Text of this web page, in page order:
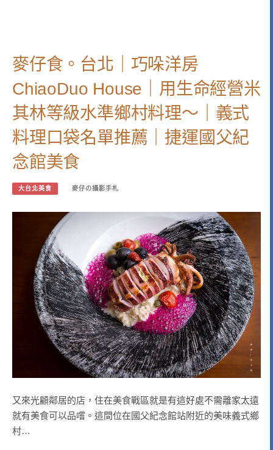
麥仔食。台北｜巧哚洋房
ChiaoDuo House｜用生命經營米
其林等級水準鄉村料理～｜義式
料理口袋名單推薦｜捷運國父紀
念館美食
大台北美食 麥仔の攝影手札
又來光顧鄰居的店，住在美食戰區就是有這好處不需離家太遠
就有美食可以品嚐。這間位在國父紀念館站附近的美味義式鄉
村…